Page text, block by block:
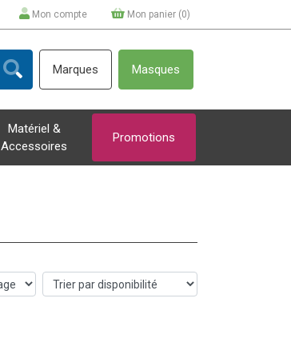
Mon compte Mon panier (0)
Marques Masques
Matériel &
Accessoires
Promotions